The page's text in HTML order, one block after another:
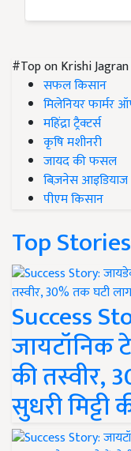
#Top on Krishi Jagran
सफल किसान
मिलेनियर फार्मर
महिंद्रा ट्रैक्टर्स
कृषि मशीनरी
जायद की फसल
बिज़नेस आइडियाज
पीएम किसान
Top Stories
Success
जायटॉनिक
की तस्वीर,
सुधरी मिट्टी